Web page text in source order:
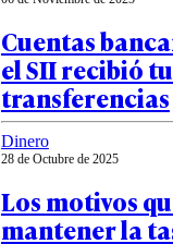
Cuentas
el SII recibió
transferencias
Dinero
28 de Octubre de 2025
Los motivos
mantener la